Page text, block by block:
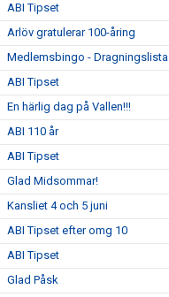
ABI Tipset
Arlöv gratulerar 100-åring
Medlemsbingo -
ABI Tipset
En härlig dag på Vallen!!!
ABI 110 år
ABI Tipset
Glad Midsommar!
Kansliet 4 och 5 juni
ABI Tipset efter omg 10
ABI Tipset
Glad Påsk